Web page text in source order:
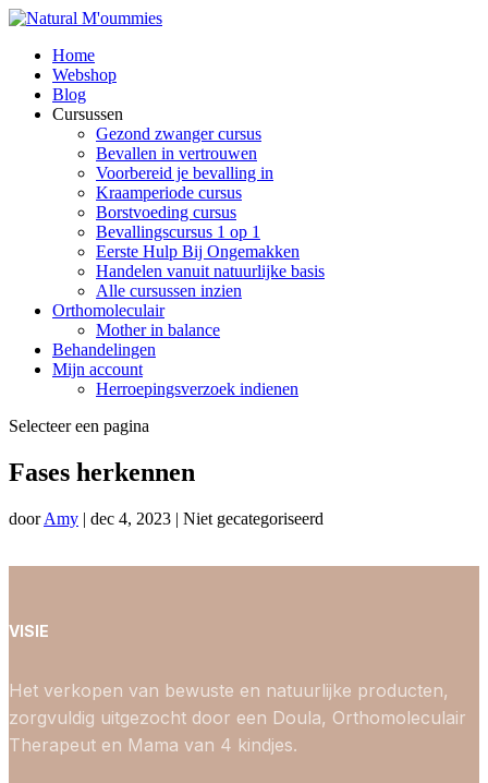
Home
Webshop
Blog
Cursussen
Gezond zwanger cursus
Bevallen in vertrouwen
Voorbereid je bevalling in
Kraamperiode cursus
Borstvoeding cursus
Bevallingscursus 1 op 1
Eerste Hulp Bij Ongemakken
Handelen vanuit natuurlijke basis
Alle cursussen inzien
Orthomoleculair
Mother in balance
Behandelingen
Mijn account
Herroepingsverzoek indienen
Selecteer een pagina
Fases herkennen
doorAmy | dec 4, 2023 | Niet gecategoriseerd
VISIE
Het verkopen van bewuste en natuurlijke producten,
zorgvuldig uitgezocht door een Doula, Orthomoleculair
Therapeut en Mama van 4 kindjes.